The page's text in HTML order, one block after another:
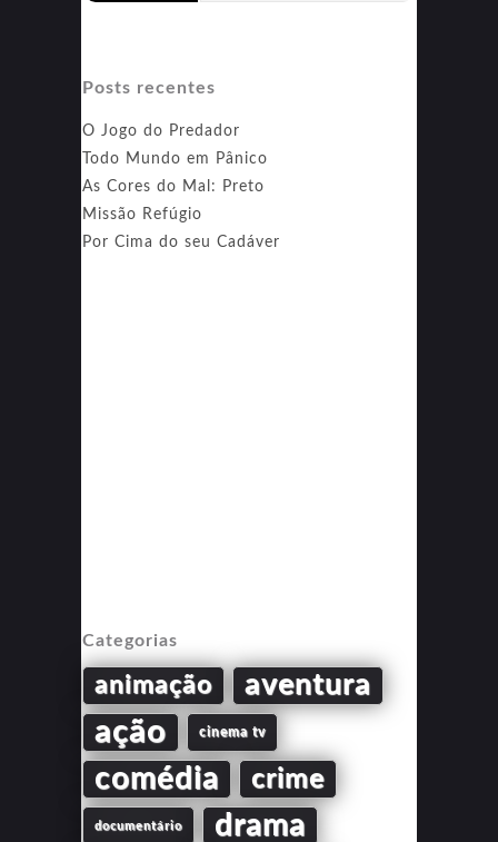
Posts recentes
O Jogo do Predador
Todo Mundo em Pânico
As Cores do Mal: Preto
Missão Refúgio
Por Cima do seu Cadáver
Categorias
animação aventura
ação cinema tv
comédia crime
documentário drama